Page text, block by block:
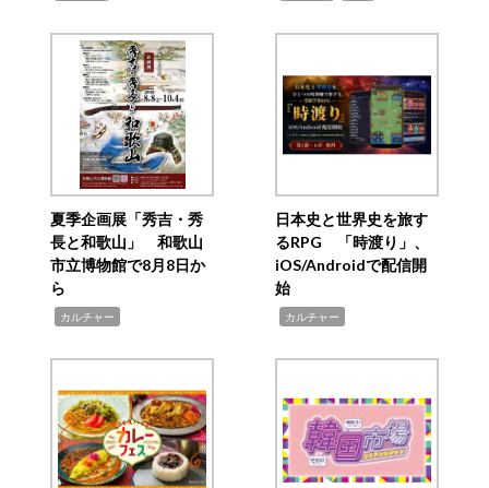
夏季企画展「秀吉・秀
長と和歌山」 和歌山
市立博物館で8月8日か
ら
カルチャー
日本史と世界史を旅す
るRPG 「時渡り」、
iOS/Androidで配信開
始
カルチャー